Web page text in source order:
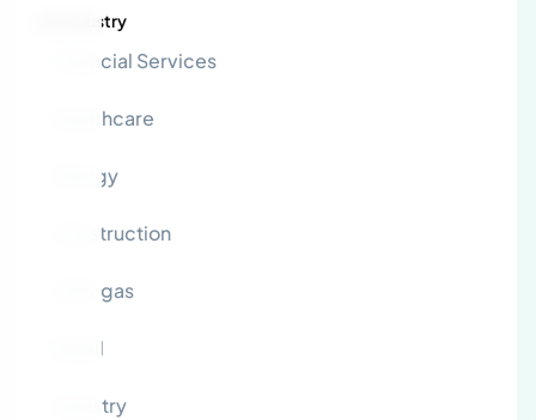
By industry
Financial Services
Healthcare
Energy
Construction
Oil & gas
Retail
Industry